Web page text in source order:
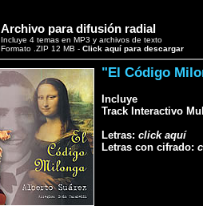
Archivo para difusión radial
Incluye 4 temas en MP3 y archivos de texto
Formato .ZIP 12 MB - Click aquí para descargar
"El Código
Incluye
Track Interactivo
Letras: click aquí
Letras con cifrado: